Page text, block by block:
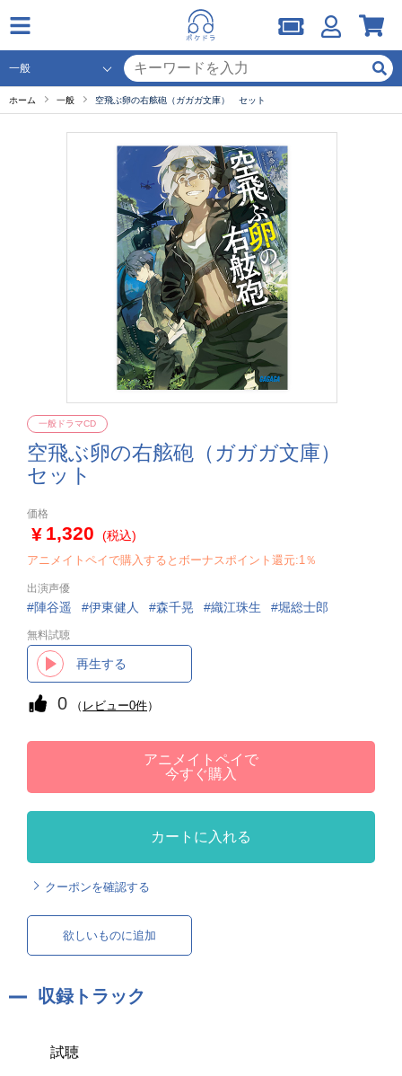
ホーム 一般 空飛ぶ卵の右舷砲（ガガガ文庫） セット
空飛ぶ卵の右舷砲（ガガガ文庫）
セット
一般ドラマCD
価格
1,320 (税込)
アニメイトペイで購入するとボーナスポイント還元:1％
出演声優
陣谷遥 伊東健人 森千晃 織江珠生 堀総士郎
無料試聴
再生する
0 （ レビュー0件）
アニメイトペイで
今すぐ購入
カートに入れる
クーポンを確認する
欲しいものに追加
収録トラック
試聴